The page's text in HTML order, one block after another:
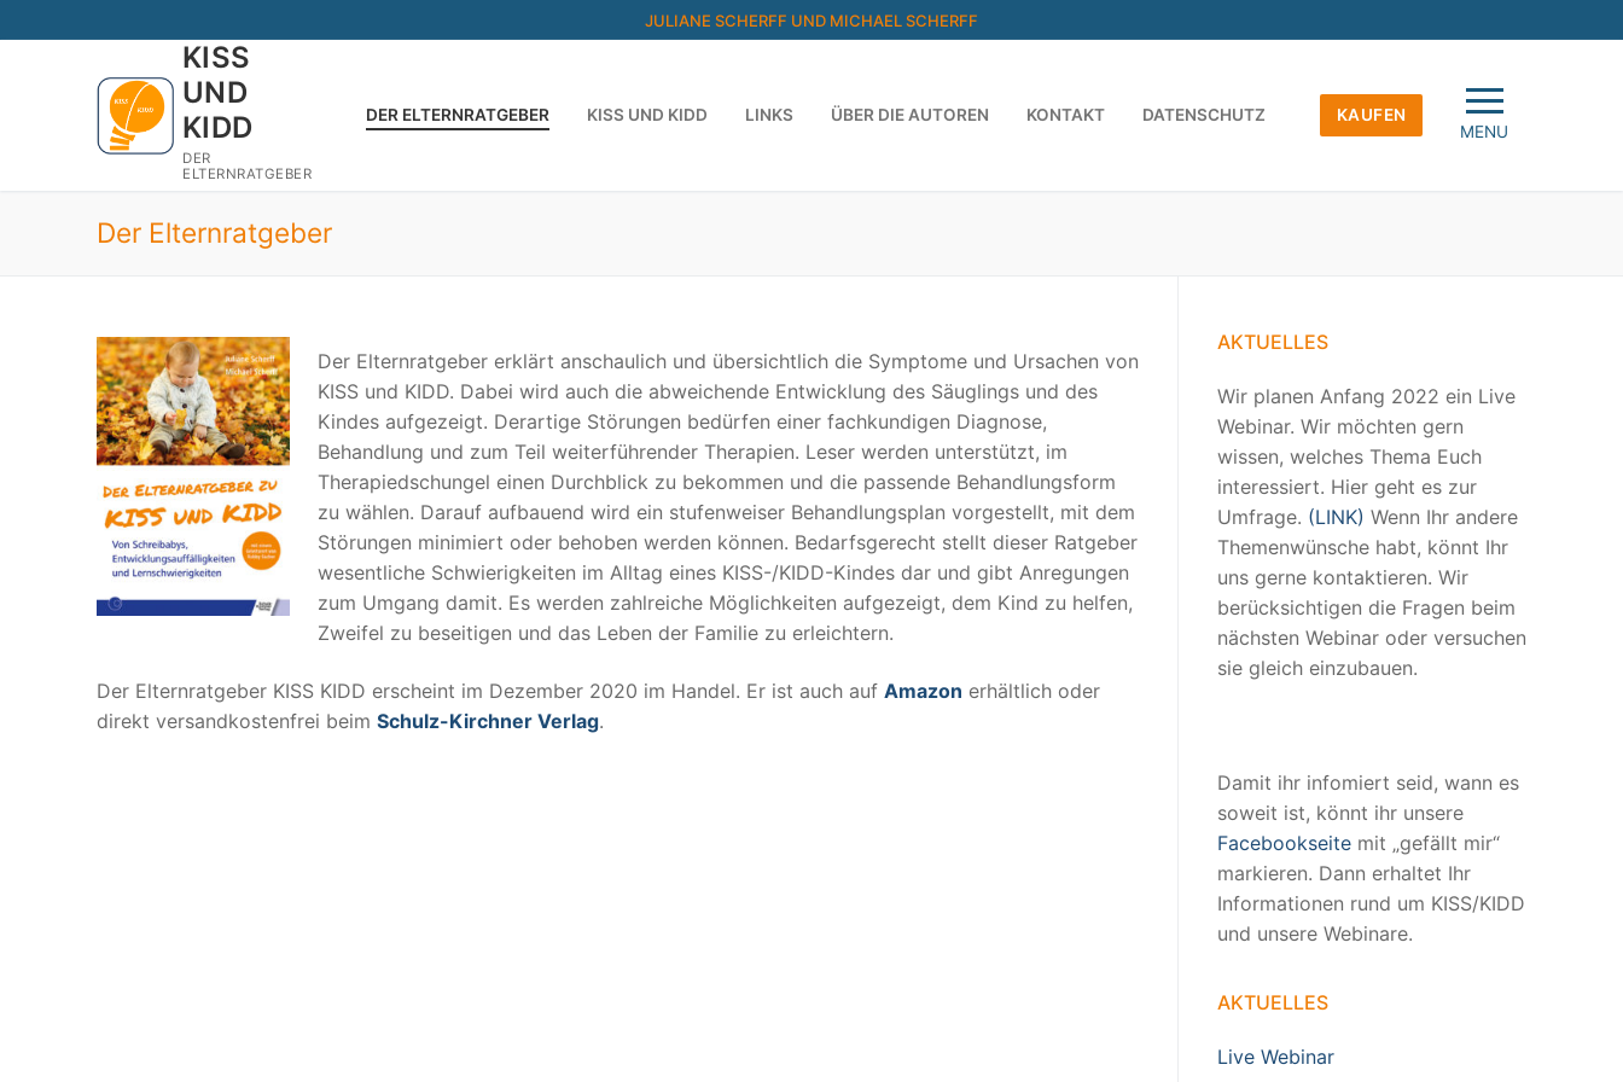
Inhalt
JULIANE SCHERFF UND MICHAEL SCHERFF
KISS
UND
KIDD
DER
ELTERNRATGEBER
DER ELTERNRATGEBER KISS UND KIDD LINKS ÜBER DIE AUTOREN KONTAKT DATENSCHUTZ
KAUFEN
MENU
Der Elternratgeber
Der Elternratgeber erklärt anschaulich und übersichtlich die Symptome und Ursachen von
KISS und KIDD. Dabei wird auch die abweichende Entwicklung des Säuglings und des
Kindes aufgezeigt. Derartige Störungen bedürfen einer fachkundigen Diagnose,
Behandlung und zum Teil weiterführender Therapien. Leser werden unterstützt, im
Therapiedschungel einen Durchblick zu bekommen und die passende Behandlungsform
zu wählen. Darauf aufbauend wird ein stufenweiser Behandlungsplan vorgestellt, mit dem
Störungen minimiert oder behoben werden können. Bedarfsgerecht stellt dieser Ratgeber
wesentliche Schwierigkeiten im Alltag eines KISS-/KIDD-Kindes dar und gibt Anregungen
zum Umgang damit. Es werden zahlreiche Möglichkeiten aufgezeigt, dem Kind zu helfen,
Zweifel zu beseitigen und das Leben der Familie zu erleichtern.
Der Elternratgeber KISS KIDD erscheint im Dezember 2020 im Handel. Er ist auch auf Amazon erhältlich oder
direkt versandkostenfrei beim Schulz-Kirchner Verlag.
AKTUELLES
Wir planen Anfang 2022 ein Live
Webinar. Wir möchten gern
wissen, welches Thema Euch
interessiert. Hier geht es zur
Umfrage. (LINK) Wenn Ihr andere
Themenwünsche habt, könnt Ihr
uns gerne kontaktieren. Wir
berücksichtigen die Fragen beim
nächsten Webinar oder versuchen
sie gleich einzubauen.
Damit ihr infomiert seid, wann es
soweit ist, könnt ihr unsere
Facebookseite mit „gefällt mir“
markieren. Dann erhaltet Ihr
Informationen rund um KISS/KIDD
und unsere Webinare.
AKTUELLES
Live Webinar